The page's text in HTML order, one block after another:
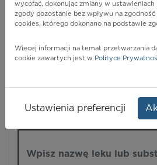
wycofać, dokonując zmiany w ustawieniach
zgody pozostanie bez wpływu na
cookies, którego dokonano na podstawie
Więcej informacji na temat przetwarzania
cookie zawartych jest w Polityce
Ustawienia preferencji